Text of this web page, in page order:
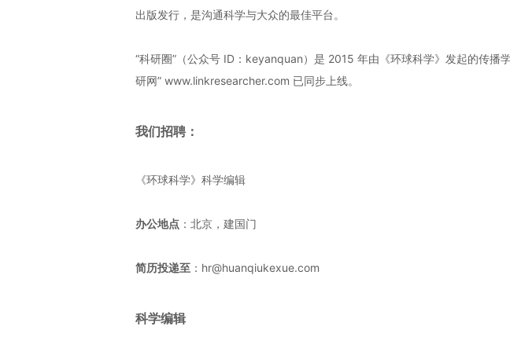
出版发行，是沟通科学与大众的最佳平台。
“科研圈”（公众号 ID：keyanquan）是 2015 年由《环球科学》发起的传播
研网” www.linkresearcher.com 已同步上线。
我们招聘：
《环球科学》科学编辑
办公地点 ：北京，建国门
简历投递至 ：hr@huanqiukexue.com
科学编辑